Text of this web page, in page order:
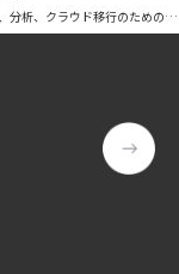
インサイトテクノロジー、開発、分析、クラウド移行のための高性能マスキングツールの新製品 Insight Data Maskingを発表